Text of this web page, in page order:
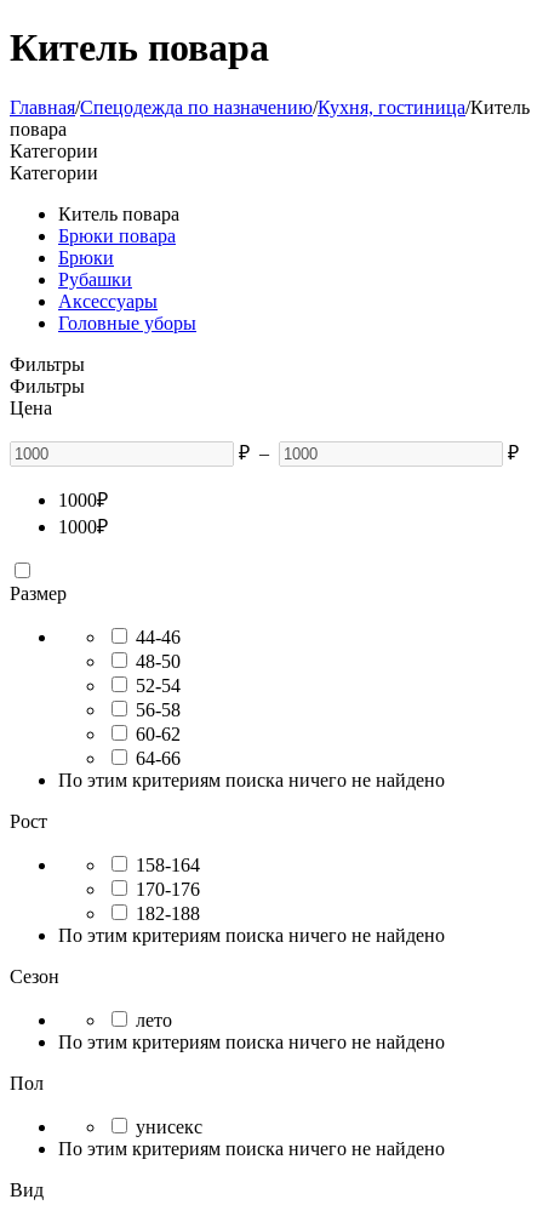
Китель повара
Главная/Спецодежда по назначению/Кухня, гостиница/Китель
повара
Категории
Категории
Китель повара
Брюки повара
Брюки
Рубашки
Аксессуары
Головные уборы
Фильтры
Фильтры
Цена
₽ – ₽
1000₽
1000₽
Размер
44-46
48-50
52-54
56-58
60-62
64-66
По этим критериям поиска ничего не найдено
Рост
158-164
170-176
182-188
По этим критериям поиска ничего не найдено
Сезон
лето
По этим критериям поиска ничего не найдено
Пол
унисекс
По этим критериям поиска ничего не найдено
Вид